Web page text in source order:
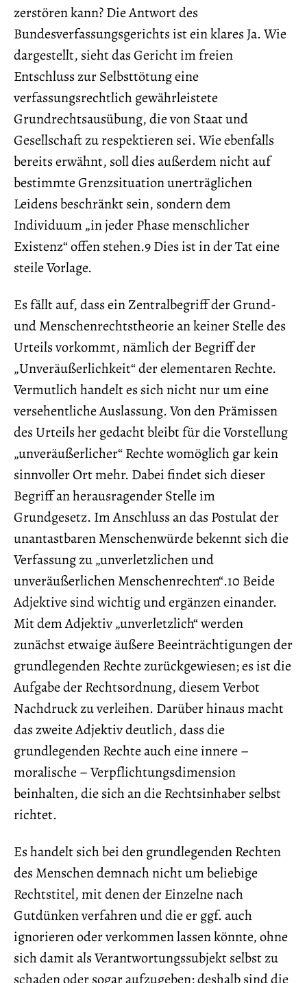
zerstören kann? Die Antwort des
Bundesverfassungsgerichts ist ein klares Ja. Wie
dargestellt, sieht das Gericht im freien
Entschluss zur Selbsttötung eine
verfassungsrechtlich gewährleistete
Grundrechtsausübung, die von Staat und
Gesellschaft zu respektieren sei. Wie ebenfalls
bereits erwähnt, soll dies außerdem nicht auf
bestimmte Grenzsituation unerträglichen
Leidens beschränkt sein, sondern dem
Individuum „in jeder Phase menschlicher
Existenz“ offen stehen.9 Dies ist in der Tat eine
steile Vorlage.
Es fällt auf, dass ein Zentralbegriff der Grund-
und Menschenrechtstheorie an keiner Stelle des
Urteils vorkommt, nämlich der Begriff der
„Unveräußerlichkeit“ der elementaren Rechte.
Vermutlich handelt es sich nicht nur um eine
versehentliche Auslassung. Von den Prämissen
des Urteils her gedacht bleibt für die Vorstellung
„unveräußerlicher“ Rechte womöglich gar kein
sinnvoller Ort mehr. Dabei findet sich dieser
Begriff an herausragender Stelle im
Grundgesetz. Im Anschluss an das Postulat der
unantastbaren Menschenwürde bekennt sich die
Verfassung zu „unverletzlichen und
unveräußerlichen Menschenrechten“.10 Beide
Adjektive sind wichtig und ergänzen einander.
Mit dem Adjektiv „unverletzlich“ werden
zunächst etwaige äußere Beeinträchtigungen der
grundlegenden Rechte zurückgewiesen; es ist die
Aufgabe der Rechtsordnung, diesem Verbot
Nachdruck zu verleihen. Darüber hinaus macht
das zweite Adjektiv deutlich, dass die
grundlegenden Rechte auch eine innere –
moralische – Verpflichtungsdimension
beinhalten, die sich an die Rechtsinhaber selbst
richtet.
Es handelt sich bei den grundlegenden Rechten
des Menschen demnach nicht um beliebige
Rechtstitel, mit denen der Einzelne nach
Gutdünken verfahren und die er ggf. auch
ignorieren oder verkommen lassen könnte, ohne
sich damit als Verantwortungssubjekt selbst zu
schaden oder sogar aufzugeben; deshalb sind die